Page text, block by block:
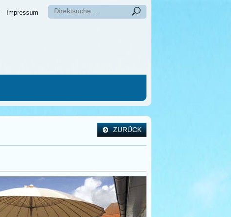
Impressum
ZURÜCK